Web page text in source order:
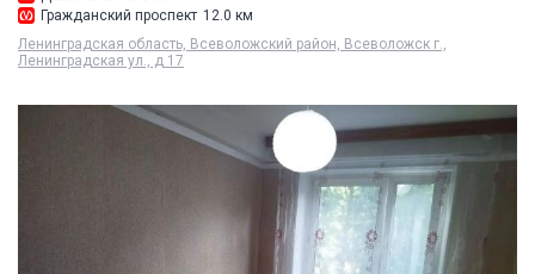
Гражданский проспект 12.0 км
Ленинградская область, Всеволожский район, Всеволожск г.,
Ленинградская ул., д 17